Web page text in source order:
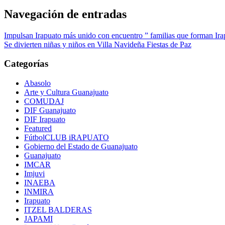
Navegación de entradas
Impulsan Irapuato más unido con encuentro ” familias que forman
Se divierten niñas y niños en Villa Navideña Fiestas de Paz
Categorías
Abasolo
Arte y Cultura Guanajuato
COMUDAJ
DIF Guanajuato
DIF Irapuato
Featured
FútbolCLUB iRAPUATO
Gobierno del Estado de Guanajuato
Guanajuato
IMCAR
Imjuvi
INAEBA
INMIRA
Irapuato
ITZEL BALDERAS
JAPAMI